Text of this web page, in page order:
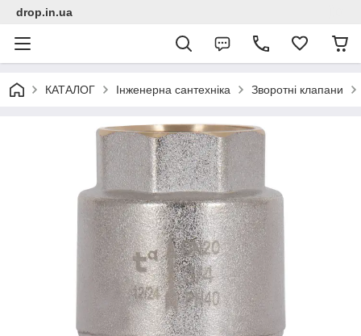
drop.in.ua
КАТАЛОГ Інженерна сантехніка Зворотні клапани